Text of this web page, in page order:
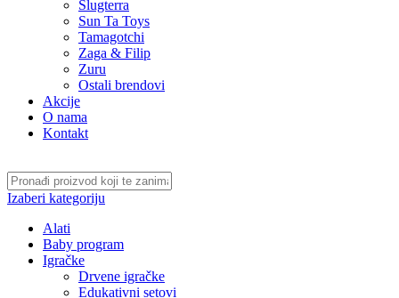
Slugterra
Sun Ta Toys
Tamagotchi
Zaga & Filip
Zuru
Ostali brendovi
Akcije
O nama
Kontakt
Izaberi kategoriju
Alati
Baby program
Igračke
Drvene igračke
Edukativni setovi